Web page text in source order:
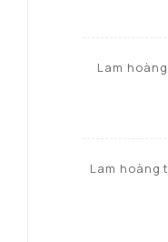
Lam hoàng
Lam hoàng